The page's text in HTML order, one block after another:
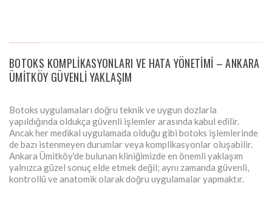
BOTOKS KOMPLIKASYONLARI VE HATA YÖNETIMI – ANKARA
ÜMITKÖY GÜVENLI YAKLAŞIM
Botoks uygulamaları doğru teknik ve uygun dozlarla
yapıldığında oldukça güvenli işlemler arasında kabul edilir.
Ancak her medikal uygulamada olduğu gibi botoks işlemlerinde
de bazı istenmeyen durumlar veya komplikasyonlar oluşabilir.
Ankara Ümitköy'de bulunan kliniğimizde en önemli yaklaşım
yalnızca güzel sonuç elde etmek değil; aynı zamanda güvenli,
kontrollü ve anatomik olarak doğru uygulamalar yapmaktır.